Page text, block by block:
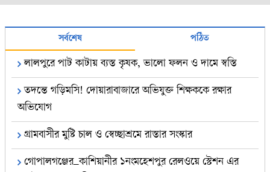
সর্বশেষ পঠিত
লালপুরে পাট কাটায় ব্যস্ত কৃষক, ভালো ফলন ও দামে স্বস্তি
তদন্তে গড়িমসি! দোয়ারাবাজারে অভিযুক্ত শিক্ষককে রক্ষার
অভিযোগ
গ্রামবাসীর মুষ্টি চাল ও স্বেচ্ছাশ্রমে রাস্তার সংস্কার
গোপালগঞ্জের_কাশিয়ানীর ১নংমহেশপুর রেলওয়ে স্টেশন এর